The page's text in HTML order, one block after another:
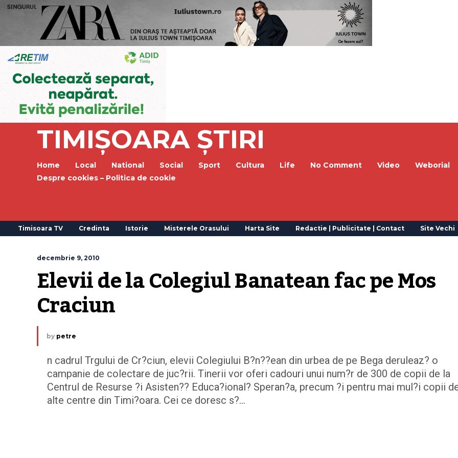
TIMIȘOARA ȘTIRI
Home Local National Social Sport Cultura Life No Comment Video
Weborial
Despre cookies – Politica de cookie
Timisoara TV Credinta Istorie Misterele Orasului Harta Site Redactie | Publicitate | Contact Site Vechi
decembrie 9, 2010
Elevii de la Colegiul Banatean fac pe Mos
Craciun
by petre
n cadrul Trgului de Cr?ciun, elevii Colegiului B?n??ean din urbea de pe Bega deruleaz? o
campanie de colectare de juc?rii. Tinerii vor oferi cadouri unui num?r de 300 de copii de la
Centrul de Resurse ?i Asisten?? Educa?ional? Speran?a, precum ?i pentru mai mul?i copii
alte centre din Timi?oara. Cei ce doresc s?…